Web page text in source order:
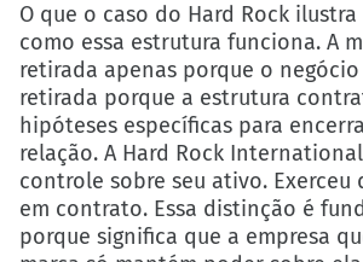
O que o caso do Hard Rock
como essa estrutura funciona. A
retirada apenas porque o
retirada porque a estrutura
hipóteses específicas para
relação. A Hard Rock
controle sobre seu ativo.
em contrato. Essa distinção é
porque significa que a empresa